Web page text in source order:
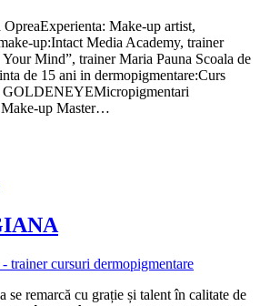
Make-up artist,
up:Intact Media Academy, trainer
Mind”, trainer Maria Pauna Scoala de
de 15 ani in dermopigmentare:Curs
GOLDENEYEMicropigmentari
Make-up Master…
se remarcă cu grație și talent în calitate de